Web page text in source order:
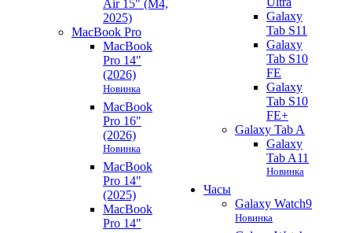
Air 15" (M4,
2025)
MacBook Pro
MacBook
Pro 14"
(2026)
Новинка
MacBook
Pro 16"
(2026)
Новинка
MacBook
Pro 14"
(2025)
MacBook
Pro 14"
Galaxy
Tab S11
Galaxy
Tab S10
FE
Galaxy
Tab S10
FE+
Galaxy Tab A
Galaxy
Tab A11
Новинка
Часы
Galaxy Watch9
Новинка